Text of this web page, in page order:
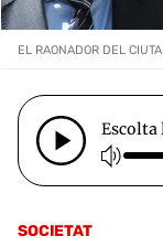
SOCIETAT
EL RAONADOR DEL